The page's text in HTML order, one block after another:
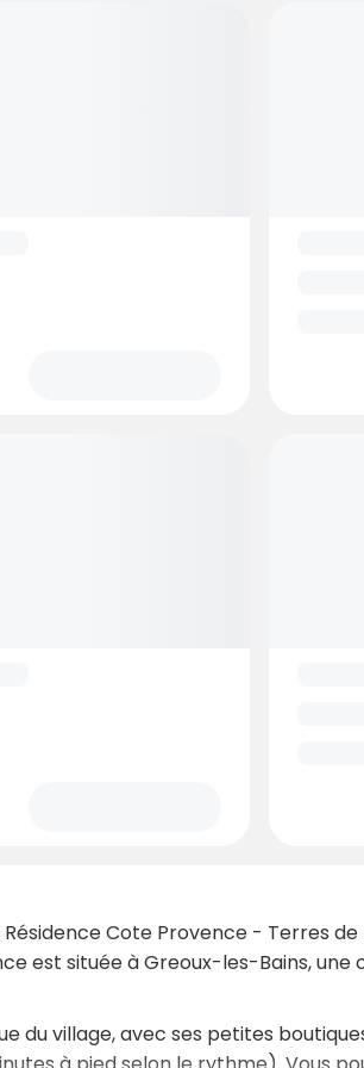
Cote Provence - Terres
est située à Greoux-les-Bains,
du village, avec ses petites